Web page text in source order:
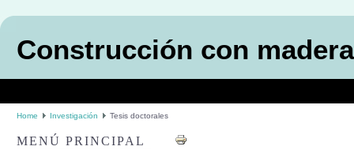
Construcción con madera
Home Investigación Tesis doctorales
MENÚ PRINCIPAL